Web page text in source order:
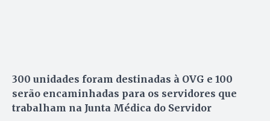
300 unidades foram destinadas à OVG e 100
serão encaminhadas para os servidores que
trabalham na Junta Médica do Servidor